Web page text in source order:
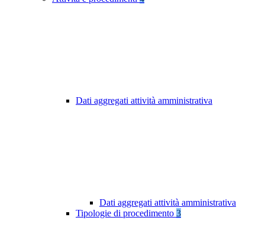
Dati aggregati attività amministrativa
Dati aggregati attività amministrativa
Tipologie di procedimento 3